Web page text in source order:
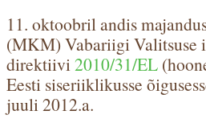
11. oktoobril andis
(MKM) Vabariigi Valitsuse
direktiivi2010/31/EL
Eesti siseriiklikusse
juuli 2012.a.